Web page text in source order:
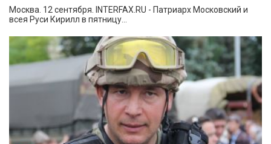
Москва. 12 сентября. INTERFAX.RU - Патриарх Московский и
всея Руси Кирилл в пятницу...